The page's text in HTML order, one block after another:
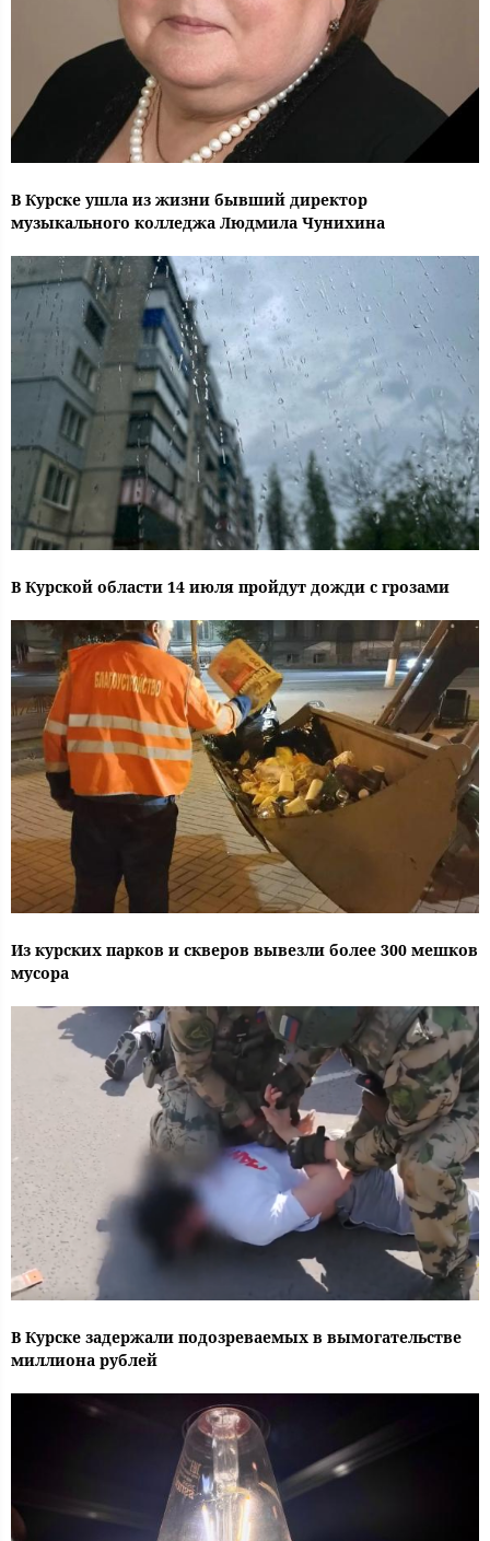
В Курске ушла из жизни бывший директор
музыкального колледжа Людмила Чунихина
В Курской области 14 июля пройдут дожди с грозами
Из курских парков и скверов вывезли более 300 мешков
мусора
В Курске задержали подозреваемых в вымогательстве
миллиона рублей